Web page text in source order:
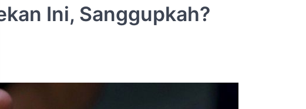
Ini, Sanggupkah?